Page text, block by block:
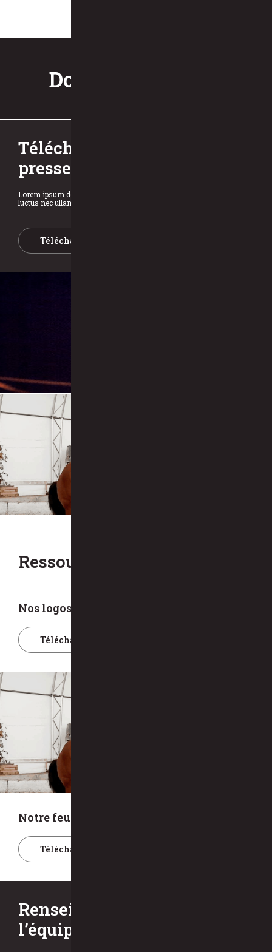
Dossier de presse
Télécharger notre dossier de
presse
Lorem ipsum dolor sit amet, consectetur adipiscing elit. Ut elit tellus,
luctus nec ullamcorper mattis, pulvinar dapibus leo.
Télécharger le dossier de presse
Ressources médiatiques
Nos logos
Télécharger nos logos
Notre feuillet d’informations
Télécharger le feuillet d’informations
Renseignements sur
l’équipe de direction